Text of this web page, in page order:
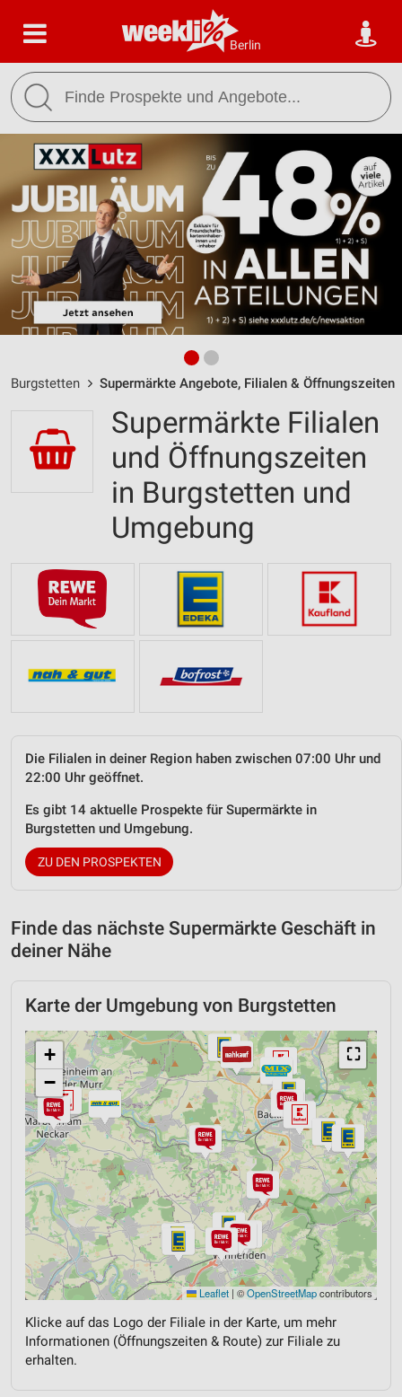
Berlin
Burgstetten Supermärkte Angebote, Filialen & Öffnungszeiten
Supermärkte Filialen
und Öffnungszeiten
in Burgstetten und
Umgebung
Die Filialen in deiner Region haben zwischen 07:00 Uhr und
22:00 Uhr geöffnet.
Es gibt 14 aktuelle Prospekte für Supermärkte in
Burgstetten und Umgebung.
ZU DEN PROSPEKTEN
Finde das nächste Supermärkte Geschäft in
deiner Nähe
Karte der Umgebung von Burgstetten
⛶
+
−
Leaflet | ©OpenStreetMapcontributors
Klicke auf das Logo der Filiale in der Karte, um mehr
Informationen (Öffnungszeiten & Route) zur Filiale zu
erhalten.